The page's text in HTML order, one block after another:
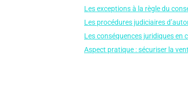
Les exceptions à la règle du
Les procédures judiciaires
Les conséquences juridiques en
Aspect pratique : sécuriser la